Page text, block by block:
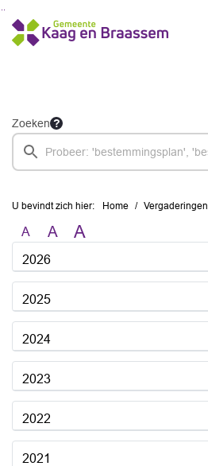
Ga naar de inhoud van deze pagina
Ga naar het zoeken
Ga naar het menu
Zoeken
U bevindt zich hier: Home Vergaderingen
A A A
2026
2025
2024
2023
2022
2021